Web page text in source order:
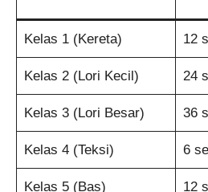
Kelas 1 (Kereta) 12
Kelas 2 (Lori Kecil) 24
Kelas 3 (Lori Besar) 36
Kelas 4 (Teksi) 6
Kelas 5 (Bas) 12